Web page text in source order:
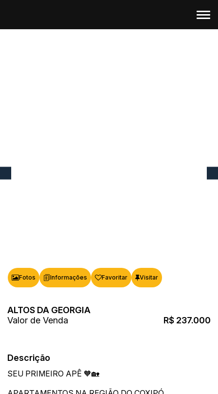
Fotos Favoritar
ALTOS DA GEORGIA
R$ 237.000
Valor de Venda
Descrição
SEU PRIMEIRO APÊ 🧡🏡